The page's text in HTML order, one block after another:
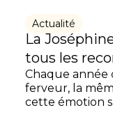
Actualité
La
tous les
Chaque année
ferveur, la
cette émotion